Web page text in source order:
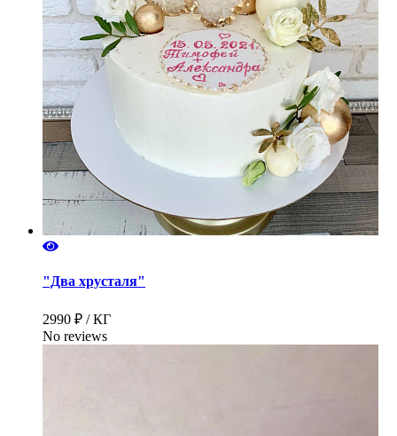
"Два хрусталя"
2990 ₽ / КГ
No reviews